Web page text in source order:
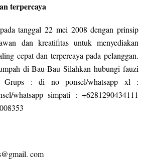
terpercaya
tanggal 22 mei 2008 dengan prinsip
dan kreatifitas untuk menyediakan
cepat dan terpercaya pada pelanggan.
di Bau-Bau Silahkan hubungi fauzi
Grups : di no ponsel/whatsapp xl :
whatsapp simpati : +6281290434111
com